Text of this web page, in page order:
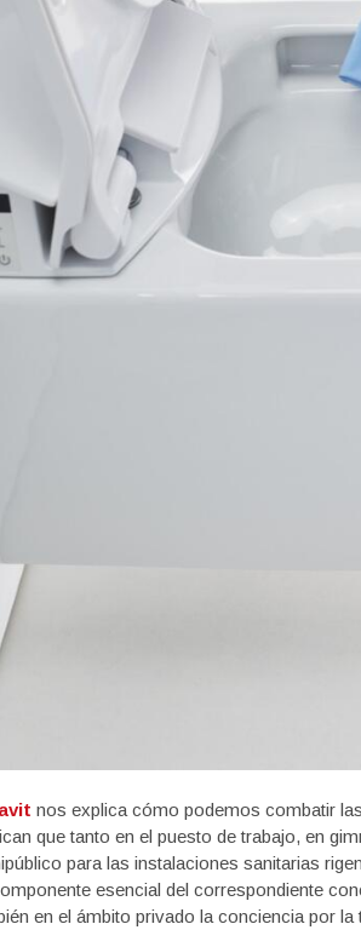
nos explica cómo podemos combatir
que tanto en el puesto de trabajo, en
para las instalaciones sanitarias
esencial del correspondiente
en el ámbito privado la conciencia por